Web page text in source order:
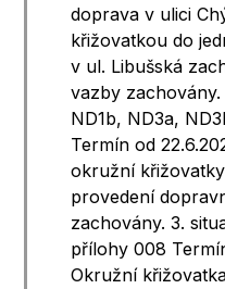
doprava v ulici
křižovatkou do
v ul. Libušská
vazby zachovány.
ND1b, ND3a,
Termín od
okružní
provedení
zachovány. 3.
přílohy 008
Okružní